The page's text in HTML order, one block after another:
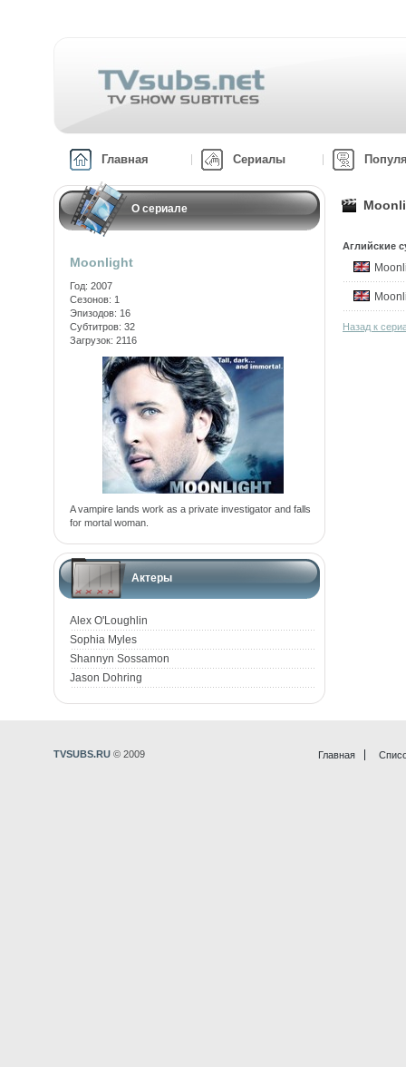
Главная Сериалы
О сериале
Moonlight
Год: 2007
Сезонов: 1
Эпизодов: 16
Субтитров: 32
Загрузок: 2116
A vampire lands work as a private investigator and falls
for mortal woman.
Актеры
Alex O'Loughlin
Sophia Myles
Shannyn Sossamon
Jason Dohring
Аглийские
Назад к
Главная
TVSUBS.RU © 2009